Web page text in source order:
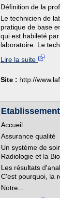
Définition de la
Le technicien de
pratique de base
qui est habileté
laboratoire. Le
Lire la suite
Site : http://
Accueil
Assurance qualité
Un système de
Radiologie et la
Les résultats
C'est pourquoi, la
Notre...